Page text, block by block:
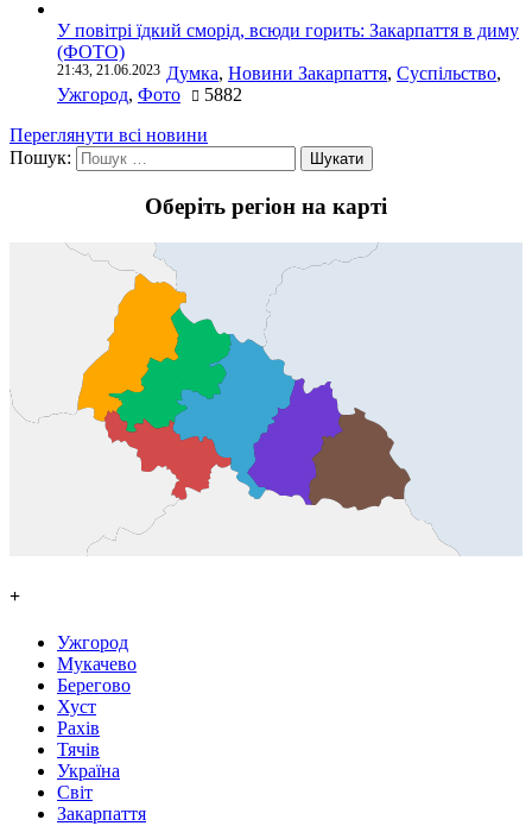
У повітрі їдкий сморід, всюди горить: Закарпаття в диму
(ФОТО)
21:43, 21.06.2023 Думка, Новини Закарпаття, Суспільство,
Ужгород, Фото
5882
Переглянути всі новини
Пошук:
Оберіть регіон на карті
+
Ужгород
Мукачево
Берегово
Хуст
Рахів
Тячів
Україна
Світ
Закарпаття